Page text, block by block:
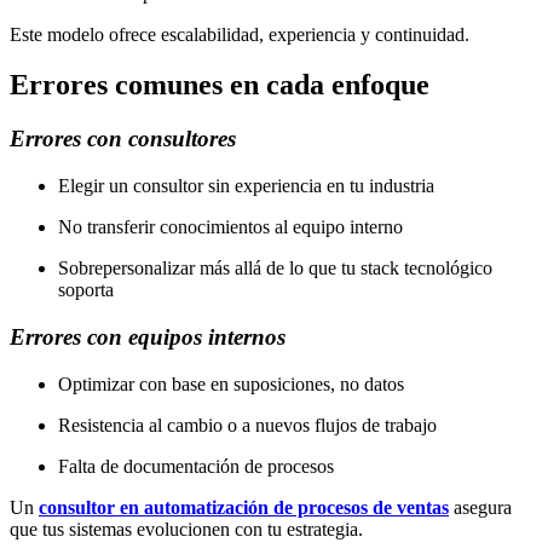
Este modelo ofrece escalabilidad, experiencia y continuidad.
Errores comunes en cada enfoque
Errores con consultores
Elegir un consultor sin experiencia en tu industria
No transferir conocimientos al equipo interno
Sobrepersonalizar más allá de lo que tu stack tecnológico
soporta
Errores con equipos internos
Optimizar con base en suposiciones, no datos
Resistencia al cambio o a nuevos flujos de trabajo
Falta de documentación de procesos
Un consultor en automatización de procesos de ventas asegura
que tus sistemas evolucionen con tu estrategia.